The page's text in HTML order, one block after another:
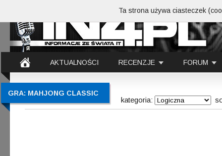
AKTUALNOŚCI RECENZJE FORUM
GRA: MAHJONG CLASSIC
kategoria:
Ta strona używa ciasteczek